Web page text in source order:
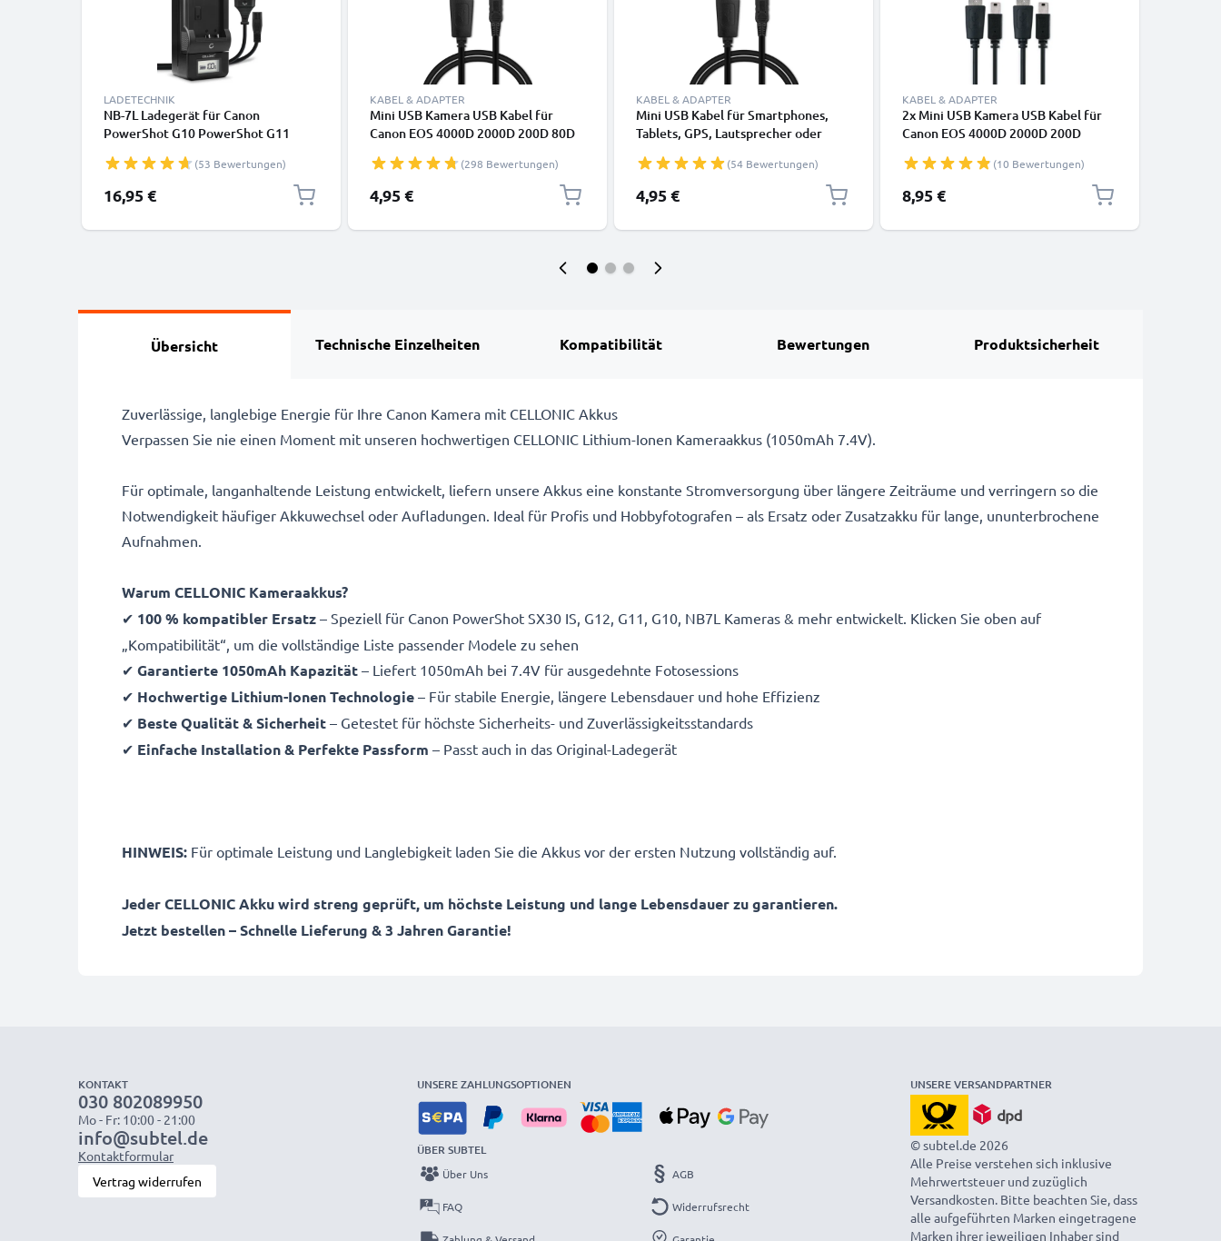
LADETECHNIK
NB-7L Ladegerät für Canon
PowerShot G10 PowerShot G11
Kamera-Akkus von CELLONIC
(53 Bewertungen)
16,95 €
KABEL & ADAPTER
Mini USB Kamera USB Kabel für
Canon EOS 4000D 2000D 200D 80D
EOS M10 PowerShot G7X SX530
IXUS 185 Video-/ Fotokameras - IFC-
200U IFC-400PCU IFC-500U
(298 Bewertungen)
4,95 €
KABEL & ADAPTER
Mini USB Kabel für Smartphones,
Tablets, GPS, Lautsprecher oder
Datenkabel 1m 1A PVC schwarz
(54 Bewertungen)
4,95 €
KABEL & ADAPTER
2x Mini USB Kamera USB Kabel für
Canon EOS 4000D 2000D 200D
Mark III EOS M10 PowerShot G7X
SX530 HS IXUS 185 Video-/
Fotokameras - Datenkabel 2.0, PVC
(10 Bewertungen)
8,95 €
Übersicht Technische Einzelheiten Kompatibilität Bewertungen Produktsicherheit
Zuverlässige, langlebige Energie für Ihre Canon Kamera mit CELLONIC Akkus
Verpassen Sie nie einen Moment mit unseren hochwertigen CELLONIC Lithium-Ionen Kameraakkus (1050mAh 7.4V).
Für optimale, langanhaltende Leistung entwickelt, liefern unsere Akkus eine konstante Stromversorgung über längere Zeiträume und verringern so die
Notwendigkeit häufiger Akkuwechsel oder Aufladungen. Ideal für Profis und Hobbyfotografen – als Ersatz oder Zusatzakku für lange, ununterbrochene
Aufnahmen.
Warum CELLONIC Kameraakkus?
✔ 100 % kompatibler Ersatz – Speziell für Canon PowerShot SX30 IS, G12, G11, G10, NB7L Kameras & mehr entwickelt. Klicken Sie oben auf
„Kompatibilität“, um die vollständige Liste passender Modele zu sehen
✔ Garantierte 1050mAh Kapazität – Liefert 1050mAh bei 7.4V für ausgedehnte Fotosessions
✔ Hochwertige Lithium-Ionen Technologie – Für stabile Energie, längere Lebensdauer und hohe Effizienz
✔ Beste Qualität & Sicherheit – Getestet für höchste Sicherheits- und Zuverlässigkeitsstandards
✔ Einfache Installation & Perfekte Passform – Passt auch in das Original-Ladegerät
HINWEIS: Für optimale Leistung und Langlebigkeit laden Sie die Akkus vor der ersten Nutzung vollständig auf.
Jeder CELLONIC Akku wird streng geprüft, um höchste Leistung und lange Lebensdauer zu garantieren.
Jetzt bestellen – Schnelle Lieferung & 3 Jahren Garantie!
KONTAKT
030 802089950
Mo - Fr: 10:00 - 21:00
info@subtel.de
Kontaktformular
Vertrag widerrufen
UNSERE ZAHLUNGSOPTIONEN
ÜBER SUBTEL
Über Uns
FAQ
AGB
Widerrufsrecht
UNSERE VERSANDPARTNER
© subtel.de 2026
Alle Preise verstehen sich inklusive
Mehrwertsteuer und zuzüglich
Versandkosten. Bitte beachten Sie, dass
alle aufgeführten Marken eingetragene
Marken ihrer jeweiligen Inhaber sind